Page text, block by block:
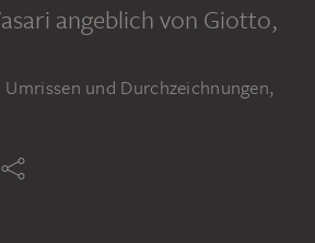
angeblich von Giotto,
und Durchzeichnungen,